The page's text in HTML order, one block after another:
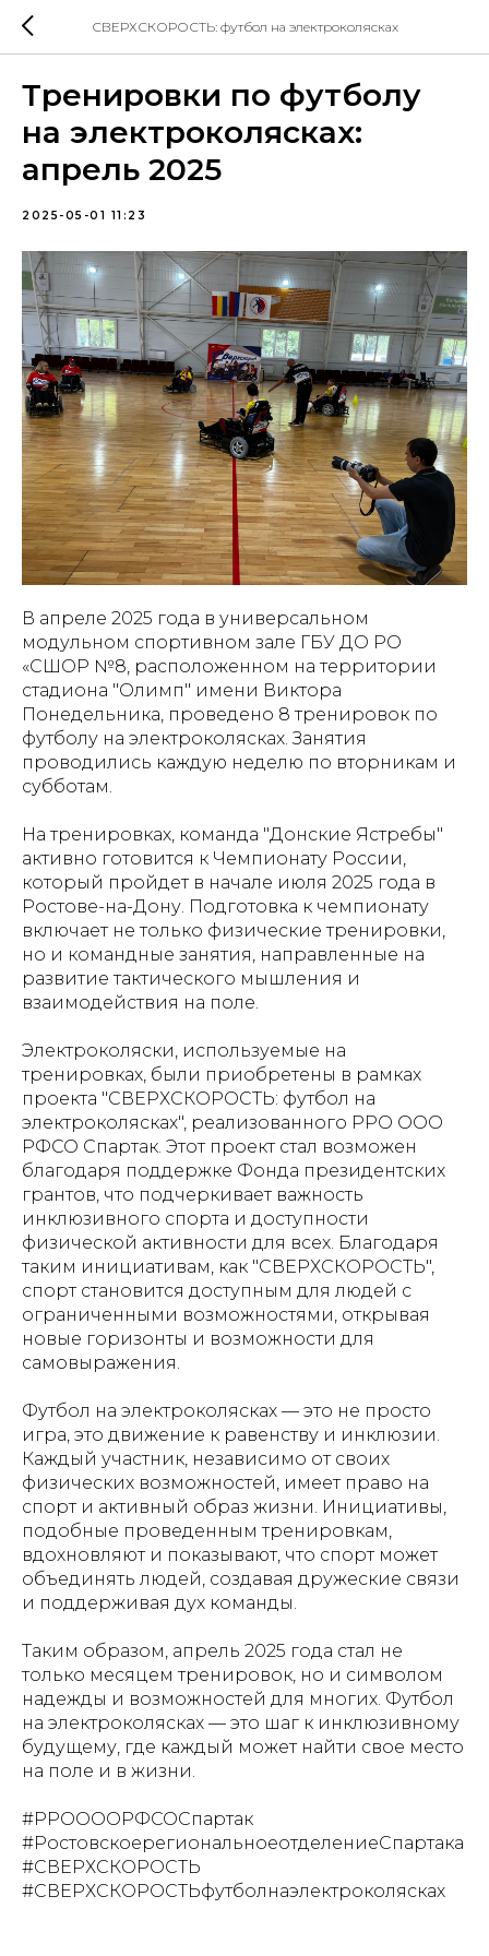
СВЕРХСКОРОСТЬ: футбол на электроколясках
Тренировки по футболу
на электроколясках:
апрель 2025
2025-05-01 11:23
В апреле 2025 года в универсальном
модульном спортивном зале ГБУ ДО РО
«СШОР №8, расположенном на территории
стадиона "Олимп" имени Виктора
Понедельника, проведено 8 тренировок по
футболу на электроколясках. Занятия
проводились каждую неделю по вторникам и
субботам.
На тренировках, команда "Донские Ястребы"
активно готовится к Чемпионату России,
который пройдет в начале июля 2025 года в
Ростове-на-Дону. Подготовка к чемпионату
включает не только физические тренировки,
но и командные занятия, направленные на
развитие тактического мышления и
взаимодействия на поле.
Электроколяски, используемые на
тренировках, были приобретены в рамках
проекта "СВЕРХСКОРОСТЬ: футбол на
электроколясках", реализованного РРО ООО
РФСО Спартак. Этот проект стал возможен
благодаря поддержке Фонда президентских
грантов, что подчеркивает важность
инклюзивного спорта и доступности
физической активности для всех. Благодаря
таким инициативам, как "СВЕРХСКОРОСТЬ",
спорт становится доступным для людей с
ограниченными возможностями, открывая
новые горизонты и возможности для
самовыражения.
Футбол на электроколясках — это не просто
игра, это движение к равенству и инклюзии.
Каждый участник, независимо от своих
физических возможностей, имеет право на
спорт и активный образ жизни. Инициативы,
подобные проведенным тренировкам,
вдохновляют и показывают, что спорт может
объединять людей, создавая дружеские связи
и поддерживая дух команды.
Таким образом, апрель 2025 года стал не
только месяцем тренировок, но и символом
надежды и возможностей для многих. Футбол
на электроколясках — это шаг к инклюзивному
будущему, где каждый может найти свое место
на поле и в жизни.
#РРООООРФСОСпартак
#РостовскоерегиональноеотделениеСпартака
#СВЕРХСКОРОСТЬ
#СВЕРХСКОРОСТЬфутболнаэлектроколясках